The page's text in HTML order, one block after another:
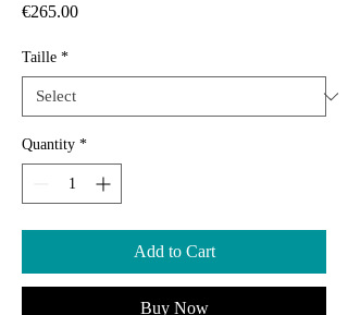
€265.00Price
Taille *
Quantity *
Add to Cart
Buy Now